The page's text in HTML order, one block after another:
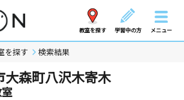
教室を探す 学習中の方 メニュー
を探す 検索結果
大森町八沢木寄木